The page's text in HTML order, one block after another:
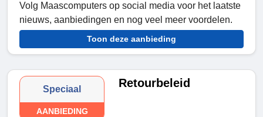
Volg Maascomputers op social media voor het laatste
nieuws, aanbiedingen en nog veel meer voordelen.
Toon deze aanbieding
Speciaal
AANBIEDING
Retourbeleid